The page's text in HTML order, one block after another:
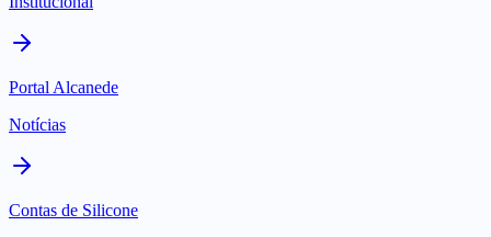
Portal Alcanede
Notícias
Contas de Silicone